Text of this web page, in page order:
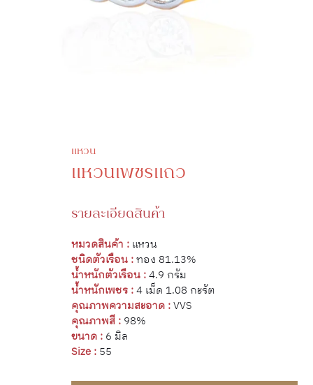
แหวน
แหวนเพชรแถว
รายละเอียดสินค้า
หมวดสินค้า : แหวน
ชนิดตัวเรือน :ทอง 81.13%
น้ำหนักตัวเรือน :4.9 กรัม
น้ำหนักเพชร :4 เม็ด 1.08 กะรัต
คุณภาพความสะอาด :VVS
คุณภาพสี : 98%
ขนาด : 6 มิล
Size : 55